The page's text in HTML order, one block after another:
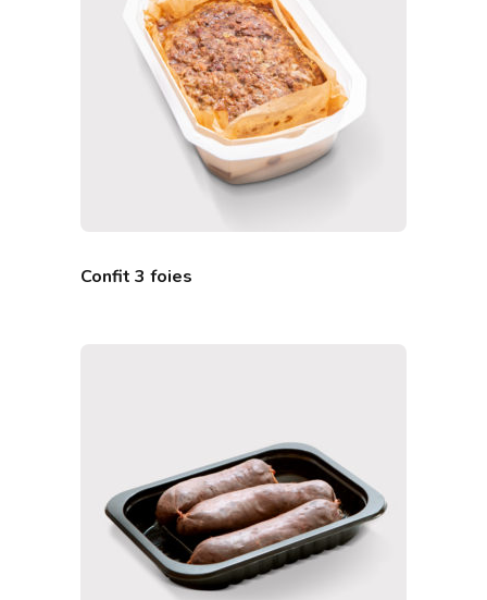
Confit 3 foies